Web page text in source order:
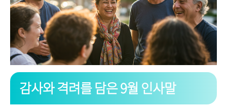
감사와 격려를 담은 9월 인사말